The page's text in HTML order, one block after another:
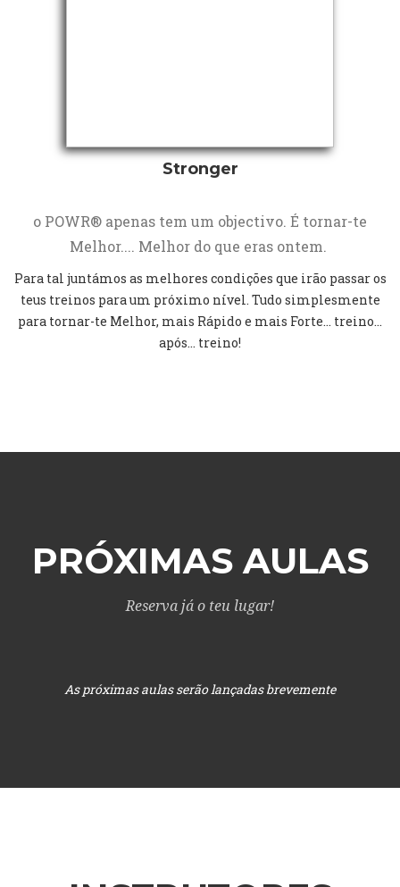
Stronger
o POWR® apenas tem um objectivo. É tornar-te
Melhor.... Melhor do que eras ontem.
Para tal juntámos as melhores condições que irão passar os
teus treinos para um próximo nível. Tudo simplesmente
para tornar-te Melhor, mais Rápido e mais Forte... treino...
após... treino!
PRÓXIMAS AULAS
Reserva já o teu lugar!
As próximas aulas serão lançadas brevemente